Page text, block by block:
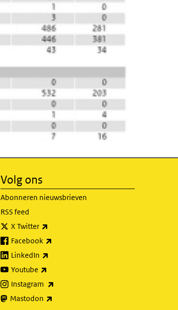
Volg ons
Abonneren nieuwsbrieven
RSS feed
X Twitter
Facebook
LinkedIn
Youtube
Instagram
Mastodon